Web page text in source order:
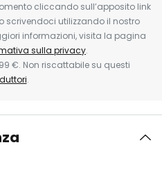
cliccando sull’apposito link
scrivendoci utilizzando il nostro
informazioni, visita la pagina
sulla privacy.
€. Non riscattabile su questi
.